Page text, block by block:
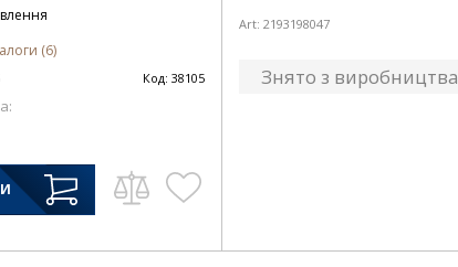
(6)
Код: 38105
Art: 2193198047
Знято з виробництва